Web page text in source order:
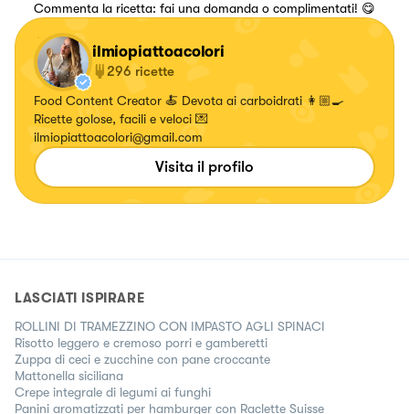
Commenta la ricetta: fai una domanda o complimentati! 😋
ilmiopiattoacolori
296 ricette
Food Content Creator 🍝 Devota ai carboidrati 👩🏼‍🍳
Ricette golose, facili e veloci 💌
ilmiopiattoacolori@gmail.com
Visita il profilo
LASCIATI ISPIRARE
ROLLINI DI TRAMEZZINO CON IMPASTO AGLI SPINACI
Risotto leggero e cremoso porri e gamberetti
Zuppa di ceci e zucchine con pane croccante
Mattonella siciliana
Crepe integrale di legumi ai funghi
Panini aromatizzati per hamburger con Raclette Suisse